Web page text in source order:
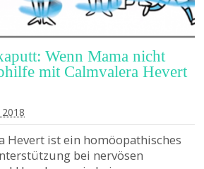
Wenn Mama nicht
mit Calmvalera Hevert
Hevert ist ein homöopathisches
bei nervösen